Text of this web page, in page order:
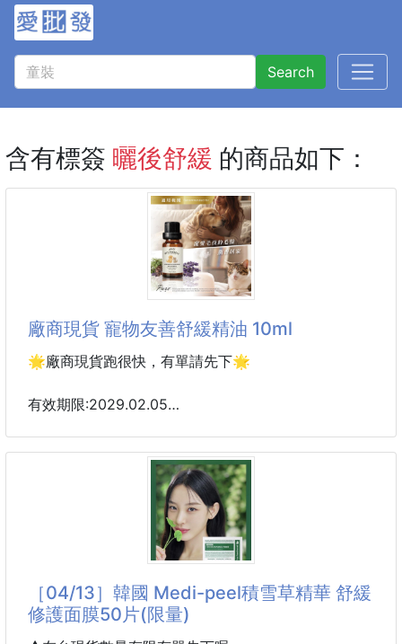
Search
含有標簽 曬後舒緩 的商品如下：
廠商現貨 寵物友善舒緩精油 10ml
🌟廠商現貨跑很快，有單請先下🌟
有效期限:2029.02.05
—— 專為「有毛孩的家庭」量身打造的植萃空間 ——
「牠不會說話，但你一定看得出牠的不安。」
🐾 你是否發現過，毛孩也會「壓力大」？ 面對環境的
陌生感、窗外突如其來的雷聲、或是家裡剛來的新客
人⋯⋯ 這些對我們來說的小事，都可能讓敏感的毛孩
個能讓心跳緩下來的安心空間。
［04/13］韓國 Medi-peel積雪草精華 舒緩
修護面膜50片(限量)